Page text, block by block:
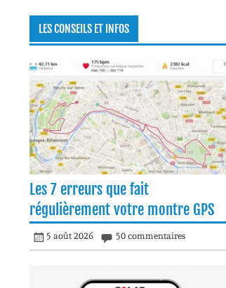
LES CONSEILS ET INFOS
Les 7 erreurs que fait
régulièrement votre montre GPS
5 août 2026 50 commentaires